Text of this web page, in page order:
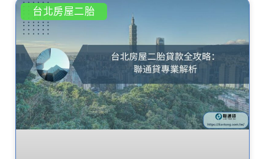
台北房屋二胎